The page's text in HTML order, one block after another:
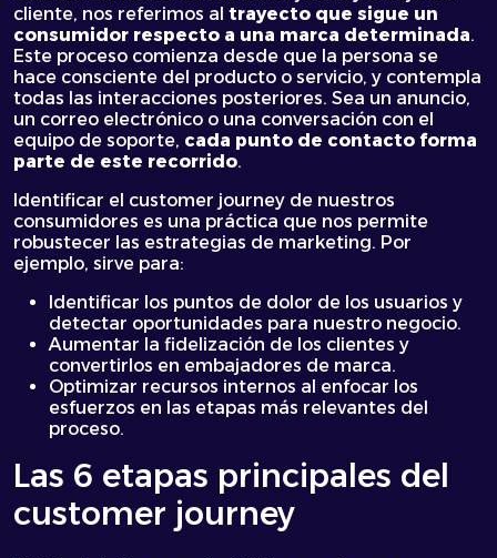
cliente, nos referimos al trayecto que sigue un
consumidor respecto a una marca determinada.
Este proceso comienza desde que la persona se
hace consciente del producto o servicio, y contempla
todas las interacciones posteriores. Sea un anuncio,
un correo electrónico o una conversación con el
equipo de soporte, cada punto de contacto forma
parte de este recorrido.
Identificar el customer journey de nuestros
consumidores es una práctica que nos permite
robustecer las estrategias de marketing. Por
ejemplo, sirve para:
Identificar los puntos de dolor de los usuarios y
detectar oportunidades para nuestro negocio.
Aumentar la fidelización de los clientes y
convertirlos en embajadores de marca.
Optimizar recursos internos al enfocar los
esfuerzos en las etapas más relevantes del
proceso.
Las 6 etapas principales del
customer journey